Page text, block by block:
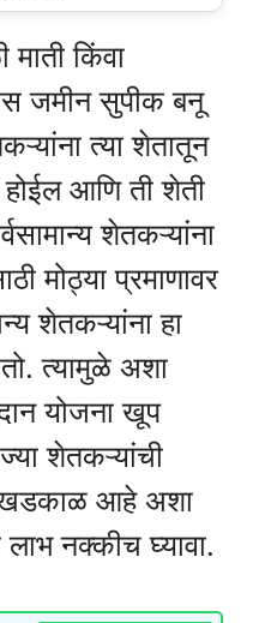
किंवा
जमीन सुपीक बनू
त्या शेतातून
आणि ती शेती
शेतकऱ्यांना
मोठ्या प्रमाणावर
शेतकऱ्यांना हा
त्यामुळे अशा
योजना खूप
शेतकऱ्यांची
खडकाळ आहे अशा
नक्कीच घ्यावा.